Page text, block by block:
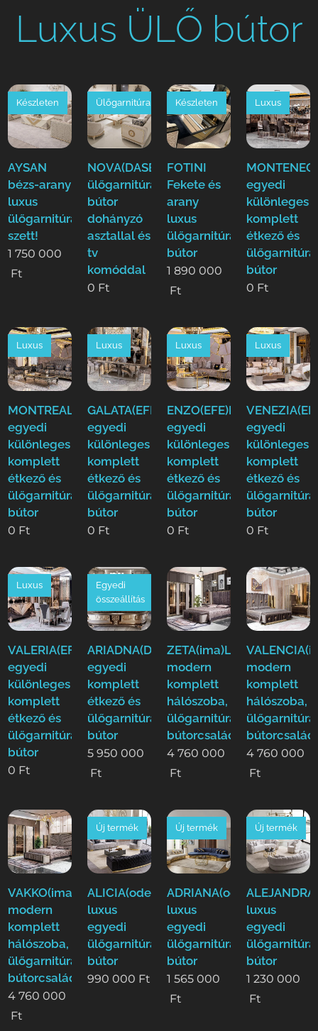
Luxus ÜLŐ bútor
AYSAN
bézs-arany
luxus
ülőgarnitúra
szett!
Készleten
1 750 000
Ft
NOVA(DASE)
ülőgarnitúra
bútor
dohányzó
asztallal és
tv
komóddal
Ülőgarnitúra
0 Ft
FOTINI
Fekete és
arany
luxus
ülőgarnitúra
bútor
Készleten
1 890 000
Ft
egyedi
különleges
komplett
étkező és
ülőgarnitúra
bútor
Luxus
0 Ft
MONTREAL(EFE)Luxus
egyedi
különleges
komplett
étkező és
ülőgarnitúra
bútor
Luxus
0 Ft
GALATA(EFE)Luxus
egyedi
különleges
komplett
étkező és
ülőgarnitúra
bútor
Luxus
0 Ft
ENZO(EFE)Luxus
egyedi
különleges
komplett
étkező és
ülőgarnitúra
bútor
Luxus
0 Ft
egyedi
különleges
komplett
étkező és
ülőgarnitúra
bútor
Luxus
0 Ft
VALERIA(EFE)Luxus
egyedi
különleges
komplett
étkező és
ülőgarnitúra
bútor
Luxus
0 Ft
ARIADNA(Duy)Luxus
egyedi
komplett
étkező és
ülőgarnitúra
bútor
Egyedi
összeállítás
5 950 000
Ft
ZETA(ima)Luxus
modern
komplett
hálószoba,
ülőgarnitúra,étkező
bútorcsalád!
4 760 000
Ft
modern
komplett
hálószoba,
bútorcsalád!
4 760 000
Ft
VAKKO(ima)Luxus
modern
komplett
hálószoba,
ülőgarnitúra,étkező
bútorcsalád!
4 760 000
Ft
ALICIA(ode)
luxus
egyedi
ülőgarnitúra
bútor
Új termék
990 000 Ft
ADRIANA(ode)
luxus
egyedi
ülőgarnitúra
bútor
Új termék
1 565 000
Ft
luxus
egyedi
ülőgarnitúra
bútor
Új termék
1 230 000
Ft